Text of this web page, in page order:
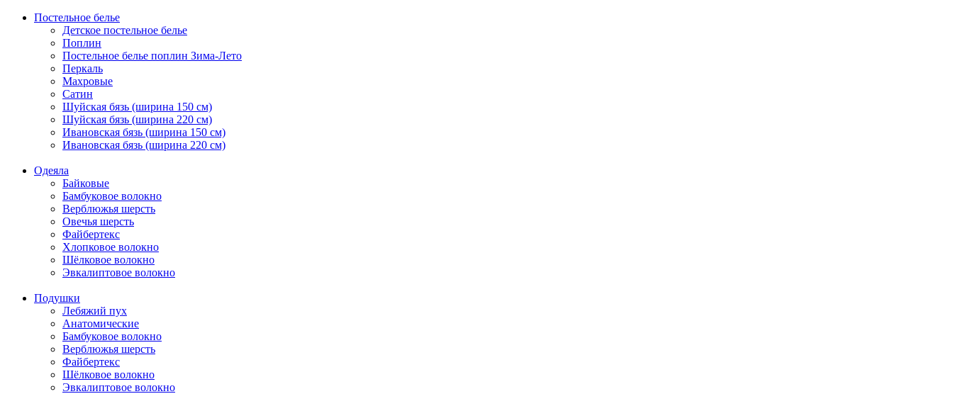
Постельное белье
Детское постельное белье
Поплин
Постельное белье поплин Зима-Лето
Перкаль
Махровые
Сатин
Шуйская бязь (ширина 150 см)
Шуйская бязь (ширина 220 см)
Ивановская бязь (ширина 150 см)
Ивановская бязь (ширина 220 см)
Одеяла
Байковые
Бамбуковое волокно
Верблюжья шерсть
Овечья шерсть
Файбертекс
Хлопковое волокно
Шёлковое волокно
Эвкалиптовое волокно
Подушки
Лебяжий пух
Анатомические
Бамбуковое волокно
Верблюжья шерсть
Файбертекс
Шёлковое волокно
Эвкалиптовое волокно